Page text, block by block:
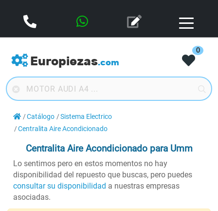
Europiezas.com
0
Catálogo
Sistema Electrico
Centralita Aire Acondicionado
Centralita Aire Acondicionadopara Umm
Lo sentimos pero en estos momentos no hay
disponibilidad del repuesto que buscas, pero puedes
consultar su disponibilidad a nuestras empresas
asociadas.